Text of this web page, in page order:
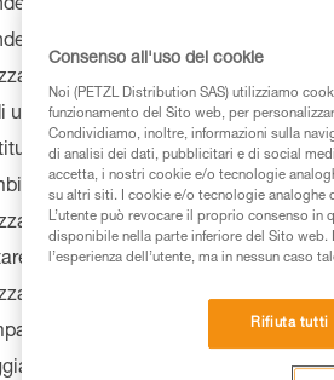
sul programma OS by Petzl?
sull'applicazione MyPetzl Light?
la lampada connessa
una batteria ricaricabile CORE
un led su una frontale?
la lampadina di serie della
la lampada andando in bici?
la fascia elastica di una lampada
la lampada nella nebbia?
frontale non illumina più o non
in aereo con una lampada
Consenso all'uso dei cookie
Noi (PETZL Distribution SAS) utilizziamo
funzionamento del Sito web, per
Condividiamo, inoltre, informazioni sulla
di analisi dei dati, pubblicitari e di social
accetta, i nostri cookie e/o tecnologie
su altri siti. I cookie e/o tecnologie analoghe
L’utente può revocare il proprio consenso
disponibile nella parte inferiore del Sito
l’esperienza dell’utente, ma in nessun caso
Rifiuta tutti